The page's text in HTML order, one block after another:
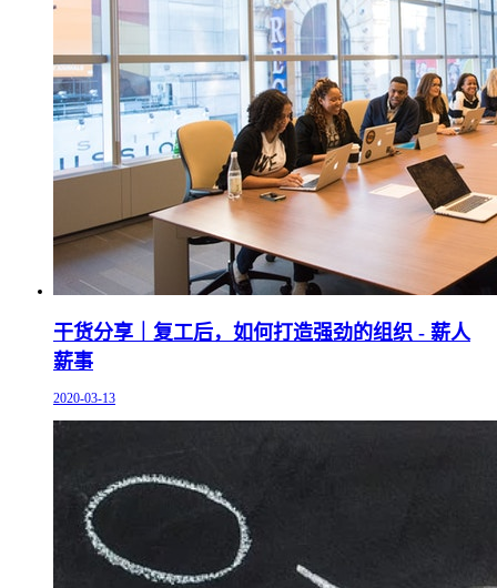
干货分享｜复工后，如何打造强劲的组织 - 薪人
薪事
2020-03-13